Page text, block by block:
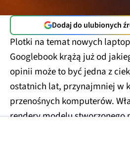
Dodaj do ulubionych
Plotki na temat nowych
Googlebook krążą już od
opinii może to być jedna z
ostatnich lat, przynajmniej w
przenośnych komputerów.
rendery modelu stworzonego